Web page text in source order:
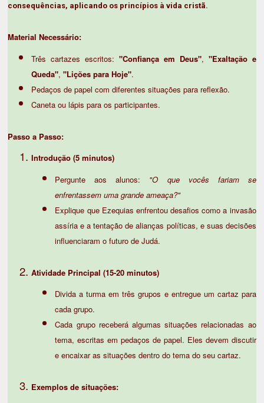
consequências, aplicando os princípios à vida cristã.
Material Necessário:
Três cartazes escritos:"Confiança em Deus", "Exaltação e
Queda","Lições para Hoje".
Pedaços de papel com diferentes situações para reflexão.
Caneta ou lápis para os participantes.
Passo a Passo:
Introdução (5 minutos)
Pergunte aos alunos: "O que vocês fariam se
enfrentassem uma grande ameaça?"
Explique que Ezequias enfrentou desafios como a invasão
assíria e a tentação de alianças políticas, e suas decisões
influenciaram o futuro de Judá.
Atividade Principal (15-20 minutos)
Divida a turma em três grupos e entregue um cartaz para
cada grupo.
Cada grupo receberá algumas situações relacionadas ao
tema, escritas em pedaços de papel. Eles devem discutir
e encaixar as situações dentro do tema do seu cartaz.
Exemplos de situações: